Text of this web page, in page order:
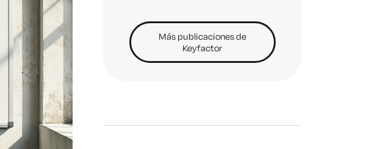
Más publicaciones de
Keyfactor